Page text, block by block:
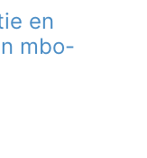
en
mbo-